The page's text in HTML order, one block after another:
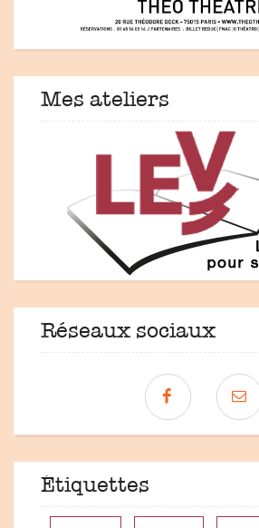
Mes ateliers
Réseaux sociaux
Étiquettes